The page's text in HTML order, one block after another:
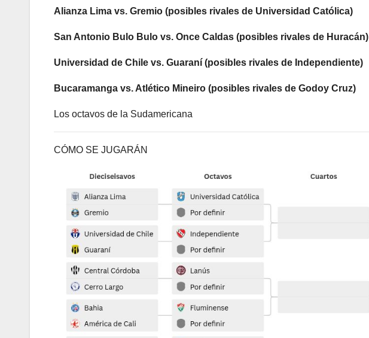
Alianza Lima vs. Gremio (posibles rivales de Universidad Católica)
San Antonio Bulo Bulo vs. Once Caldas (posibles rivales de Huracán)
Universidad de Chile vs. Guaraní (posibles rivales de Independiente)
Bucaramanga vs. Atlético Mineiro (posibles rivales de Godoy Cruz)
Los octavos de la Sudamericana
CÓMO SE JUGARÁN